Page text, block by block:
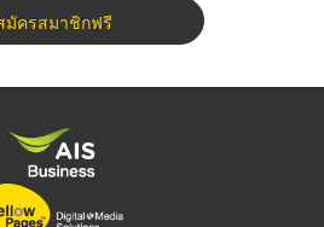
มัครสมาชิกฟรี